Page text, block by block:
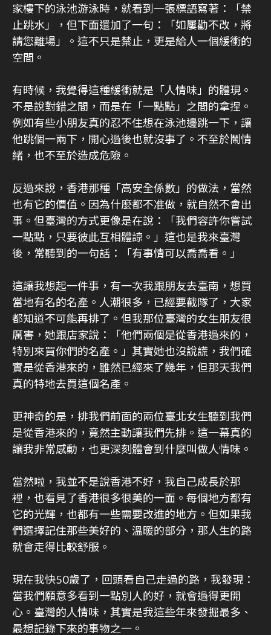
家樓下的泳池游泳時，就看到一張標語寫著：「禁
止跳水」，但下面還加了一句：「如屢勸不改，將
請您離場」。這不只是禁止，更是給人一個緩衝的
空間。
有時候，我覺得這種緩衝就是「人情味」的體現。
不是說對錯之間，而是在「一點點」之間的拿捏。
例如有些小朋友真的忍不住想在泳池邊跳一下，讓
他跳個一兩下，開心過後也就沒事了。不至於鬧情
緒，也不至於造成危險。
反過來說，香港那種「高安全係數」的做法，當然
也有它的價值。因為什麼都不准做，就自然不會出
事。但臺灣的方式更像是在說：「我們容許你嘗試
一點點，只要彼此互相體諒。」這也是我來臺灣
後，常聽到的一句話：「有事情可以喬喬看。」
這讓我想起一件事，有一次我跟朋友去臺南，想買
當地有名的名產。人潮很多，已經要截隊了，大家
都知道不可能再排了。但我那位臺灣的女生朋友很
厲害，她跟店家說：「他們兩個是從香港過來的，
特別來買你們的名產。」其實她也沒說謊，我們確
實是從香港來的，雖然已經來了幾年，但那天我們
真的特地去買這個名產。
更神奇的是，排我們前面的兩位臺北女生聽到我們
是從香港來的，竟然主動讓我們先排。這一幕真的
讓我非常感動，也更深刻體會到什麼叫做人情味。
當然啦，我並不是說香港不好，我自己成長於那
裡，也看見了香港很多很美的一面。每個地方都有
它的光輝，也都有一些需要改進的地方。但如果我
們選擇記住那些美好的、溫暖的部分，那人生的路
就會走得比較舒服。
現在我快50歲了，回頭看自己走過的路，我發現：
當我們願意多看到一點別人的好，就會過得更開
心。臺灣的人情味，其實是我這些年來發掘最多、
最想記錄下來的事物之一。